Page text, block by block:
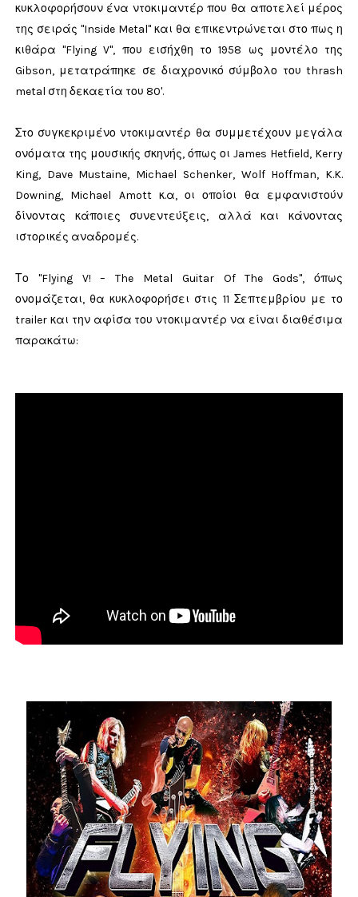
κυκλοφορήσουν ένα ντοκιμαντέρ που θα αποτελεί μέρος
της σειράς "Inside Metal" και θα επικεντρώνεται στο πως η
κιθάρα "Flying V", που εισήχθη το 1958 ως μοντέλο της
Gibson, μετατράπηκε σε διαχρονικό σύμβολο του thrash
metal στη δεκαετία του 80'.
Στο συγκεκριμένο ντοκιμαντέρ θα συμμετέχουν μεγάλα
ονόματα της μουσικής σκηνής, όπως οι James Hetfield, Kerry
King, Dave Mustaine, Michael Schenker, Wolf Hoffman, K.K.
Downing, Michael Amott κ.α, οι οποίοι θα εμφανιστούν
δίνοντας κάποιες συνεντεύξεις, αλλά και κάνοντας
ιστορικές αναδρομές.
Το "Flying V! – The Metal Guitar Of The Gods", όπως
ονομάζεται, θα κυκλοφορήσει στις 11 Σεπτεμβρίου με το
trailer και την αφίσα του ντοκιμαντέρ να είναι διαθέσιμα
παρακάτω: